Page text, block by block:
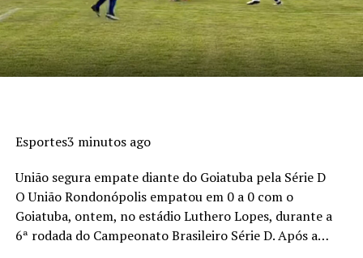
Esportes3 minutos ago
União segura empate diante do Goiatuba pela Série D
O União Rondonópolis empatou em 0 a 0 com o
Goiatuba, ontem, no estádio Luthero Lopes, durante a
6ª rodada do Campeonato Brasileiro Série D. Após a…